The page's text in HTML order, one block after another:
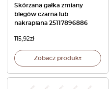
Skórzana gałka zmiany
biegów czarna lub
nakrapiana 25117896886
115,92zł
Zobacz produkt